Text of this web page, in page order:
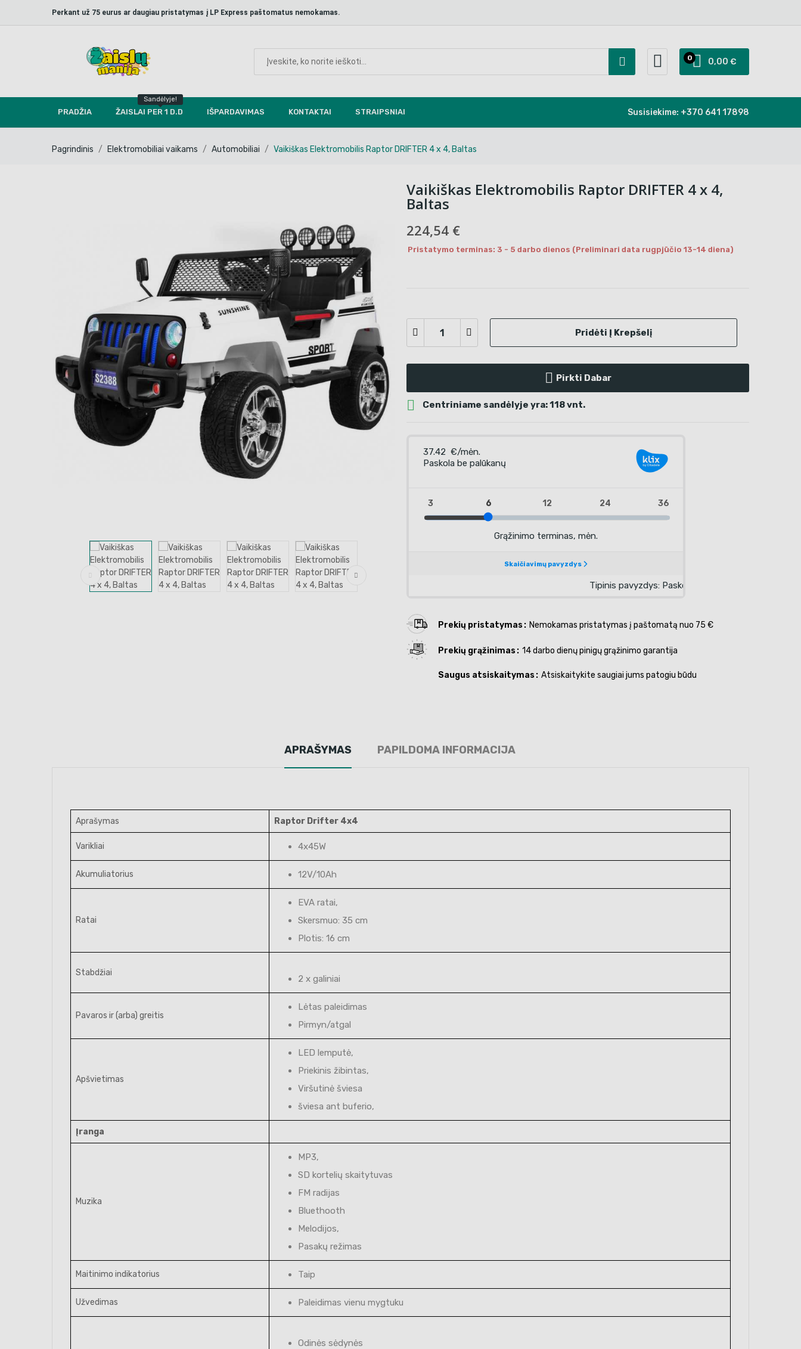
Perkant už 75 eurus ar daugiau pristatymas į LP Express paštomatus nemokamas.
0,00 €
0
PRADŽIA ŽAISLAI PER 1 D.D
Sandėlyje!
IŠPARDAVIMAS KONTAKTAI STRAIPSNIAI Susisiekime: +370 641 17898
Pagrindinis Elektromobiliai vaikams Automobiliai Vaikiškas Elektromobilis Raptor DRIFTER 4 x 4, Baltas
Vaikiškas Elektromobilis Raptor DRIFTER 4 x 4,
Baltas
224,54 €
Pristatymo terminas: 3 - 5 darbo dienos (Preliminari data rugpjūčio 13-14 diena)
Pridėti Į Krepšelį
Pirkti Dabar
 Centriniame sandėlyje yra: 118 vnt.
Prekių pristatymas Nemokamas pristatymas į paštomatą nuo 75 €
Prekių grąžinimas 14 darbo dienų pinigų grąžinimo garantija
Saugus atsiskaitymas Atsiskaitykite saugiai jums patogiu būdu
APRAŠYMAS PAPILDOMA INFORMACIJA
Aprašymas Raptor Drifter 4x4
Varikliai 4x45W
Akumuliatorius 12V/10Ah
Ratai
EVA ratai,
Skersmuo: 35 cm
Plotis: 16 cm
Stabdžiai
2 x galiniai
Pavaros ir (arba) greitis
Lėtas paleidimas
Pirmyn/atgal
Apšvietimas
LED lemputė,
Priekinis žibintas,
Viršutinė šviesa
šviesa ant buferio,
Įranga
Muzika
MP3,
SD kortelių skaitytuvas
FM radijas
Bluethooth
Melodijos,
Pasakų režimas
Maitinimo indikatorius Taip
Užvedimas Paleidimas vienu mygtuku
Odinės sėdynės